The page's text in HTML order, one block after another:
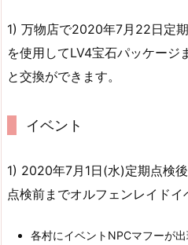
1) 万物店で2020年7月22日定
を使用してLV4宝石パッケージ
と交換ができます。
イベント
1) 2020年7月1日(水)定期点検
点検前までオルフェンレイドイ
各村にイベントNPCマフーが出